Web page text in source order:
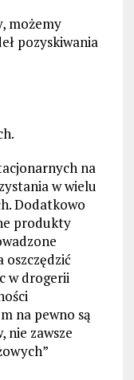
możemy
pozyskiwania
na
w wielu
Dodatkowo
produkty
w drogerii
na pewno są
zawsze